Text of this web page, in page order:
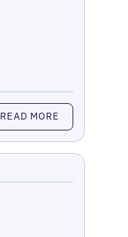
READ MORE